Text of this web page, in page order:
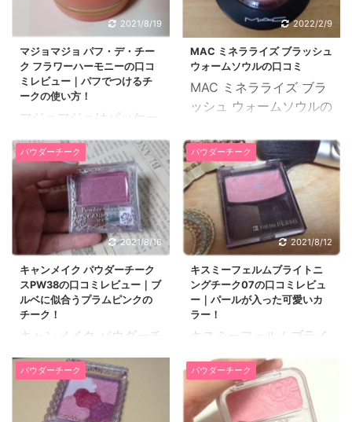
2021/8/19
マジョマジョ パフ・デ・チー
ク フラワーハーモニーの口コ
ミレビュー｜パフでつけるチ
ークの使い方！
マジョマジョはパッケー
ジデザインが可愛いのに
プチプラで人気のあるブ
ランドです。 今からご紹
介する口コミレビュー
は、マジョマジョ パフ・
デ・チーク フラワーハー
モニーRD303のパフでつ
けるチークです。 41歳
の専業主婦です。肌質は
混合肌です。 見た目や色
がかわいいチークが欲し
探しに行きました。 マジ
ョリカマジョルカのコー
ナーでこのパフ・デ・チ
2022/2/9
MAC ミネラライズ ブラッシュ
ウォームソウルの口コミ
MAC ミネラライズ ブラ
ッシュ ウォームソウルの
た感想をご紹介したいと
思います。 44歳、会社
員、混合肌・イエローベ
ース 大人の肌に馴染むベ
ージュ系チークを使いた
くて購入しました。それ
まではコーラル系のチー
クを使っていたのです
が、年齢的に色が少し可
愛すぎるように感じてき
ていました。 大人の肌に
も良くしてくれるチーク
をキーワードに調べたと
ころ、ベージュチークが
パウダーチーク
2021/8/16
キャンメイク パウダーチーク
スPW38の口コミレビュー｜ブ
ルベに似合うプラムピンクの
チーク！
キャンメイク パウダーチ
ークスPW38は、プラム
ピンクで深みのある色味
がブルベさんに似合うチ
ークカラーとして人気が
パウダーチーク
2021/8/12
キスミーフェルムブライトニ
ングチーク07の口コミレビュ
ー｜パールが入った可愛いカ
ラー！
キスミーフェルムブライ
トニングチークは、くす
みをカバーして顔色を明
るく見せてくれるパウダ
ーチークです。 キスミー
パウダーチーク パウダーチーク